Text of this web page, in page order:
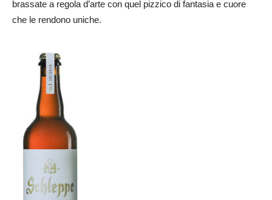
brassate a regola d’arte con quel pizzico di fantasia e cuore
che le rendono uniche.